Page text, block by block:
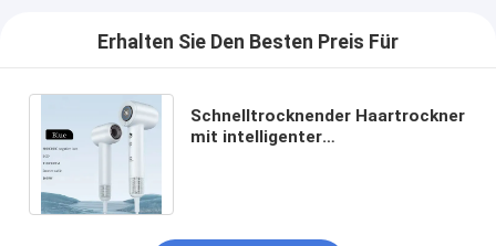
Erhalten Sie Den Besten Preis Für
Schnelltrocknender Haartrockner
mit intelligenter